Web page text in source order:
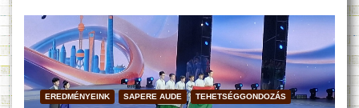
EREDMÉNYEINK SAPERE AUDE TEHETSÉGGONDOZÁS